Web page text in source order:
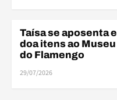
ELENCO
Taísa se aposenta e
doa itens ao Museu
do Flamengo
29/07/2026